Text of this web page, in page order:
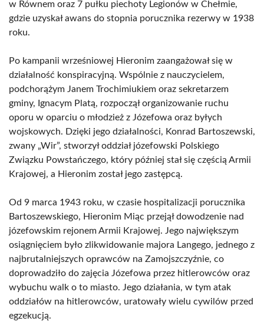
w Równem oraz 7 pułku piechoty Legionów w Chełmie,
gdzie uzyskał awans do stopnia porucznika rezerwy w 1938
roku.
Po kampanii wrześniowej Hieronim zaangażował się w
działalność konspiracyjną. Wspólnie z nauczycielem,
podchorążym Janem Trochimiukiem oraz sekretarzem
gminy, Ignacym Platą, rozpoczął organizowanie ruchu
oporu w oparciu o młodzież z Józefowa oraz byłych
wojskowych. Dzięki jego działalności, Konrad Bartoszewski,
zwany „Wir”, stworzył oddział józefowski Polskiego
Związku Powstańczego, który później stał się częścią Armii
Krajowej, a Hieronim został jego zastępcą.
Od 9 marca 1943 roku, w czasie hospitalizacji porucznika
Bartoszewskiego, Hieronim Miąc przejął dowodzenie nad
józefowskim rejonem Armii Krajowej. Jego największym
osiągnięciem było zlikwidowanie majora Langego, jednego z
najbrutalniejszych oprawców na Zamojszczyźnie, co
doprowadziło do zajęcia Józefowa przez hitlerowców oraz
wybuchu walk o to miasto. Jego działania, w tym atak
oddziałów na hitlerowców, uratowały wielu cywilów przed
egzekucją.